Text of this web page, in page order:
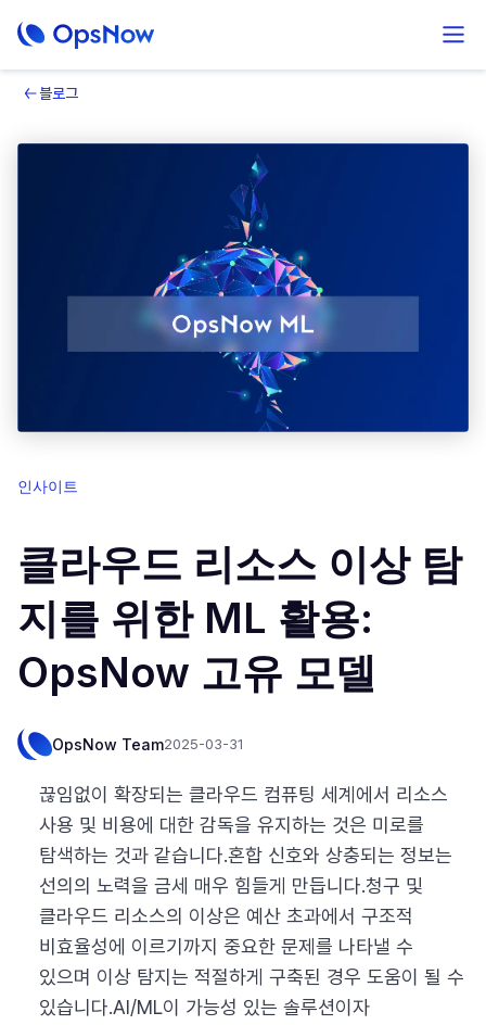
블로그
인사이트
클라우드 리소스 이상 탐
지를 위한 ML 활용:
OpsNow 고유 모델
OpsNow Team2025-03-31
끊임없이 확장되는 클라우드 컴퓨팅 세계에서 리소스
사용 및 비용에 대한 감독을 유지하는 것은 미로를
탐색하는 것과 같습니다.혼합 신호와 상충되는 정보는
선의의 노력을 금세 매우 힘들게 만듭니다.청구 및
클라우드 리소스의 이상은 예산 초과에서 구조적
비효율성에 이르기까지 중요한 문제를 나타낼 수
있으며 이상 탐지는 적절하게 구축된 경우 도움이 될 수
있습니다.AI/ML이 가능성 있는 솔루션이자